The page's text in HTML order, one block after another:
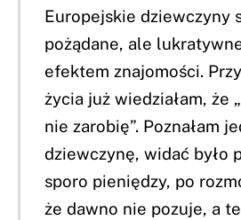
Europejskie dziewczyny
pożądane, ale
efektem znajomości.
życia już wiedziałam, że
nie zarobię”. Poznałam
dziewczynę, widać było
sporo pieniędzy, po
że dawno nie pozuje, a